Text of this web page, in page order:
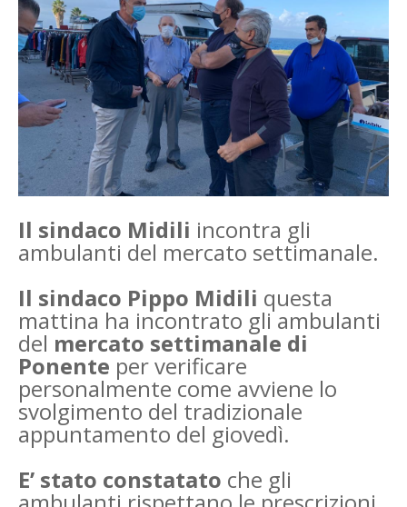
Il sindaco Midili incontra gli
ambulanti del mercato settimanale.
Il sindaco Pippo Midili questa
mattina ha incontrato gli ambulanti
del mercato settimanale di
Ponente per verificare
personalmente come avviene lo
svolgimento del tradizionale
appuntamento del giovedì.
E’ stato constatato che gli